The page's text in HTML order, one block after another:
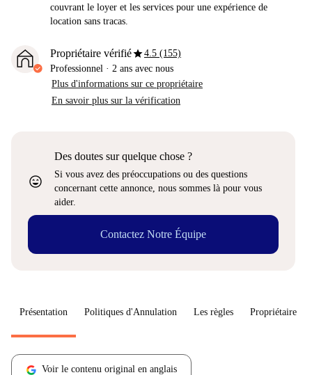
couvrant le loyer et les services pour une expérience de
location sans tracas.
Propriétaire vérifiéstar4.5 (155)
Professionnel · 2 ans avec nous
Plus d'informations sur ce propriétaire
En savoir plus sur la vérification
sentiment_very_satisfied
Des doutes sur quelque chose ?
Si vous avez des préoccupations ou des questions
concernant cette annonce, nous sommes là pour vous
aider.
Contactez Notre Équipe
Présentation Politiques d'Annulation Les règles Propriétaire
Voir le contenu original en anglais